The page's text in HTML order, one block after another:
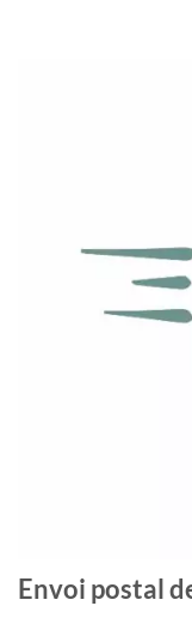
Envoi postal